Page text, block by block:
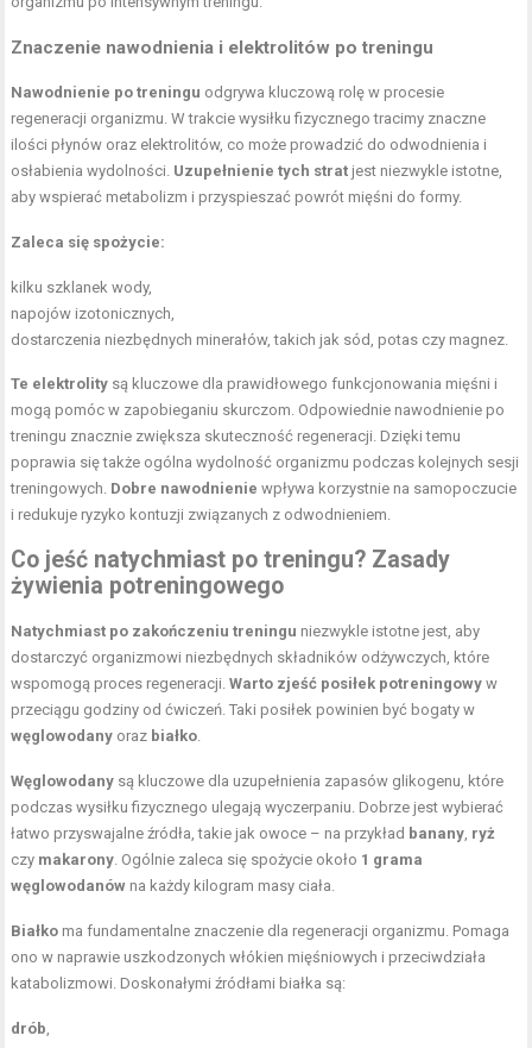
Znaczenie nawodnienia i elektrolitów po treningu
Nawodnienie po treningu odgrywa kluczową rolę w procesie
regeneracji organizmu. W trakcie wysiłku fizycznego tracimy znaczne
ilości płynów oraz elektrolitów, co może prowadzić do odwodnienia i
osłabienia wydolności. Uzupełnienie tych strat jest niezwykle istotne,
aby wspierać metabolizm i przyspieszać powrót mięśni do formy.
Zaleca się spożycie:
kilku szklanek wody,
napojów izotonicznych,
dostarczenia niezbędnych minerałów, takich jak sód, potas czy magnez.
Te elektrolity są kluczowe dla prawidłowego funkcjonowania mięśni i
mogą pomóc w zapobieganiu skurczom. Odpowiednie nawodnienie po
treningu znacznie zwiększa skuteczność regeneracji. Dzięki temu
poprawia się także ogólna wydolność organizmu podczas kolejnych sesji
treningowych. Dobre nawodnienie wpływa korzystnie na samopoczucie
i redukuje ryzyko kontuzji związanych z odwodnieniem.
Co jeść natychmiast po treningu? Zasady
żywienia potreningowego
Natychmiast po zakończeniu treningu niezwykle istotne jest, aby
dostarczyć organizmowi niezbędnych składników odżywczych, które
wspomogą proces regeneracji.Warto zjeść posiłek potreningowy w
przeciągu godziny od ćwiczeń. Taki posiłek powinien być bogaty w
węglowodany oraz białko.
Węglowodany są kluczowe dla uzupełnienia zapasów glikogenu, które
podczas wysiłku fizycznego ulegają wyczerpaniu. Dobrze jest wybierać
łatwo przyswajalne źródła, takie jak owoce – na przykład banany, ryż
czy makarony. Ogólnie zaleca się spożycie około 1 grama
węglowodanów na każdy kilogram masy ciała.
Białko ma fundamentalne znaczenie dla regeneracji organizmu. Pomaga
ono w naprawie uszkodzonych włókien mięśniowych i przeciwdziała
katabolizmowi. Doskonałymi źródłami białka są:
drób,